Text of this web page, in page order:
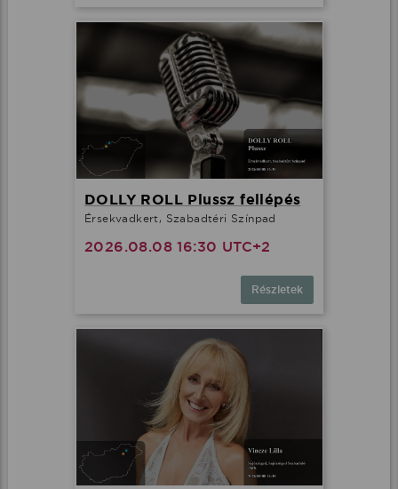
DOLLY ROLL Plussz fellépés
Érsekvadkert, Szabadtéri Színpad
2026.08.08 16:30 UTC+2
Részletek